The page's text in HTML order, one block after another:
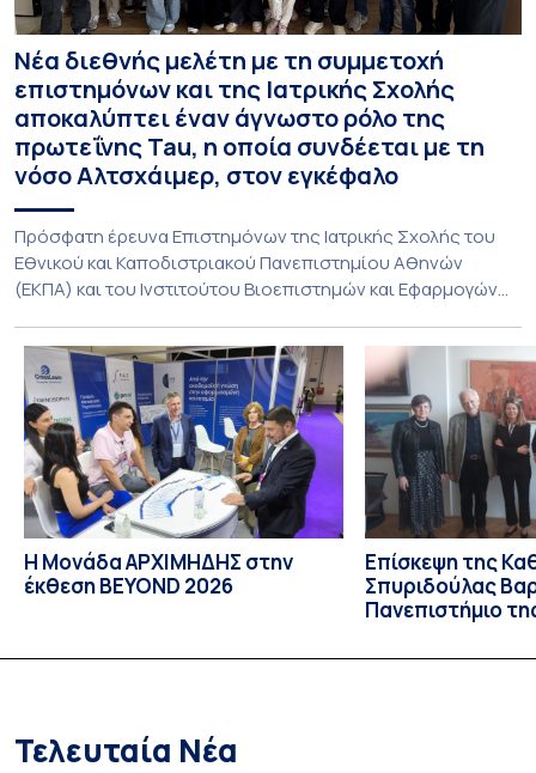
Νέα διεθνής μελέτη με τη συμμετοχή
επιστημόνων και της Ιατρικής Σχολής
αποκαλύπτει έναν άγνωστο ρόλο της
πρωτεΐνης Tau, η οποία συνδέεται με τη
νόσο Αλτσχάιμερ, στον εγκέφαλο
Πρόσφατη έρευνα Επιστημόνων της Ιατρικής Σχολής του
Εθνικού και Καποδιστριακού Πανεπιστημίου Αθηνών
(ΕΚΠΑ) και του Ινστιτούτου Βιοεπιστημών και Εφαρμογών
«Δημόκριτος» σε συνεργασία με ερευνητές του
Ερευνητικού Κέντρου Βιοϊατρικών Επιστημών «Αλέξανδρος
Φλέμινγκ», της Ιατρικής Σχολής του Πανεπιστημίου Minho
και του Πανεπιστήμιου Coimbra, τα αποτελέσματα της
οποία δημοσιεύονται στο έγκριτο […]
Η Μονάδα ΑΡΧΙΜΗΔΗΣ στην
έκθεση BEYOND 2026
Επίσκεψη της
Σπυριδούλας
Πανεπιστήμιο
Σλοβενία
Τελευταία Νέα